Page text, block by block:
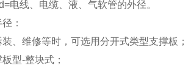
电线、电缆、液、气软管的外径。
：
、维修等时，可选用分开式类型支撑板；
型-整块式；